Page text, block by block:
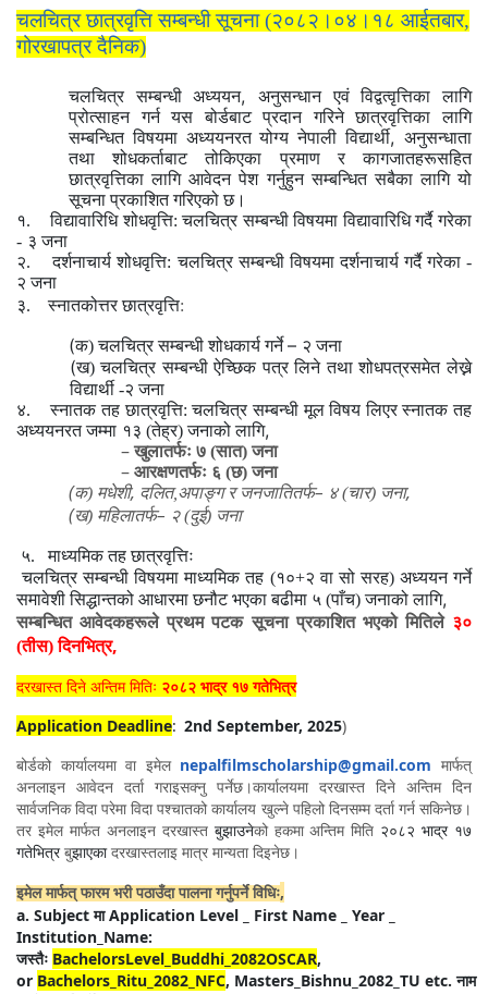
चलचित्र छात्रवृत्ति सम्बन्धी सूचना (२०८२।०४।१८ आईतबार,
गोरखापत्र दैनिक)
चलचित्र सम्बन्धी अध्ययन,अनुसन्धान एवं विद्वत्वृत्तिका लागि
प्रोत्साहन गर्न यस बोर्डबाट प्रदान गरिने छात्रवृत्तिका लागि
सम्बन्धित विषयमा अध्ययनरत योग्य नेपाली विद्यार्थी,अनुसन्धाता
तथा शोधकर्ताबाट तोकिएका प्रमाण र कागजातहरूसहित
छात्रवृत्तिका लागि आवेदन पेश गर्नुहुन सम्बन्धित सबैका लागि यो
सूचना प्रकाशित गरिएको छ।
१. विद्यावारिधि शोधवृत्ति: चलचित्र सम्बन्धी विषयमा विद्यावारिधि गर्दै गरेका
- ३ जना
२. दर्शनाचार्य शोधवृत्ति: चलचित्र सम्बन्धी विषयमा दर्शनाचार्य गर्दै गरेका -
२ जना
३. स्नातकोत्तर छात्रवृत्ति:
(क) चलचित्र सम्बन्धी शोधकार्य गर्ने– २ जना
(ख) चलचित्र सम्बन्धी ऐच्छिक पत्र लिने तथा शोधपत्रसमेत लेख्ने
विद्यार्थी -२ जना
४. स्नातक तह छात्रवृत्ति: चलचित्र सम्बन्धी मूल विषय लिएर स्नातक तह
अध्ययनरत जम्मा १३ (तेह्र) जनाको लागि,
–खुलातर्फः ७ (सात) जना
– आरक्षणतर्फः ६ (छ) जना
(क) मधेशी, दलित,अपाङ्ग र जनजातितर्फ– ४ (चार) जना,
(ख) महिलातर्फ– २ (दुई) जना
५. माध्यमिक तह छात्रवृत्तिः
चलचित्र सम्बन्धी विषयमा माध्यमिक तह (१०+२ वा सो सरह) अध्ययन गर्ने
समावेशी सिद्धान्तको आधारमा छनौट भएका बढीमा ५ (पाँच) जनाको लागि,
सम्बन्धित आवेदकहरूले प्रथम पटक सूचना प्रकाशित भएको मितिले ३०
(तीस) दिनभित्र,
दरखास्त दिने अन्तिम मितिः २०८२ भाद्र १७ गतेभित्र
Application Deadline: 2nd September, 2025)
बोर्डको कार्यालयमा वा इमेल nepalfilmscholarship@gmail.com
मार्फत्
अनलाइन आवेदन दर्ता गराइसक्नु पर्नेछ।कार्यालयमा
दरखास्त दिने अन्तिम दिन
सार्वजनिक विदा परेमा विदा पश्चातको कार्यालय खुल्ने पहिलो दिनसम्म दर्ता गर्न सकिनेछ।
तर इमेल मार्फत अनलाइन दरखास्त बुझाउनेको हकमा अन्तिम मिति २०८२ भाद्र १७
गतेभित्र बुझाएका दरखास्तलाइ मात्र मान्यता दिइनेछ।
इमेल मार्फत् फारम भरी पठाउँदा पालना गर्नुपर्ने विधिः,
a. Subjectमा Application Level _ First Name _ Year _
Institution_Name:
जस्तैः BachelorsLevel_Buddhi_2082OSCAR,
or Bachelors_Ritu_2082 _NFC, Masters_Bishnu_2082_TU etc.नाम